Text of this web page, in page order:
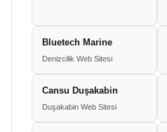
Bluetech Marine
Denizcilik Web Sitesi
Cansu Duşakabin
Duşakabin Web Sitesi